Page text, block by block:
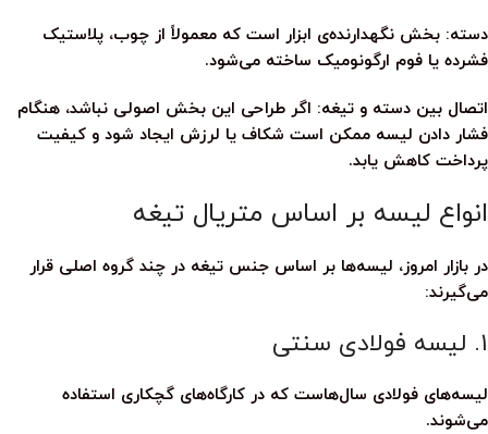
دسته: بخش نگهدارنده‌ی ابزار است که معمولاً از چوب، پلاستیک
فشرده یا فوم ارگونومیک ساخته می‌شود.
اتصال بین دسته و تیغه: اگر طراحی این بخش اصولی نباشد، هنگام
فشار دادن لیسه ممکن است شکاف یا لرزش ایجاد شود و کیفیت
پرداخت کاهش یابد.
انواع لیسه بر اساس متریال تیغه
در بازار امروز، لیسه‌ها بر اساس جنس تیغه در چند گروه اصلی قرار
می‌گیرند:
۱. لیسه فولادی سنتی
لیسه‌های فولادی سال‌هاست که در کارگاه‌های گچکاری استفاده
می‌شوند.